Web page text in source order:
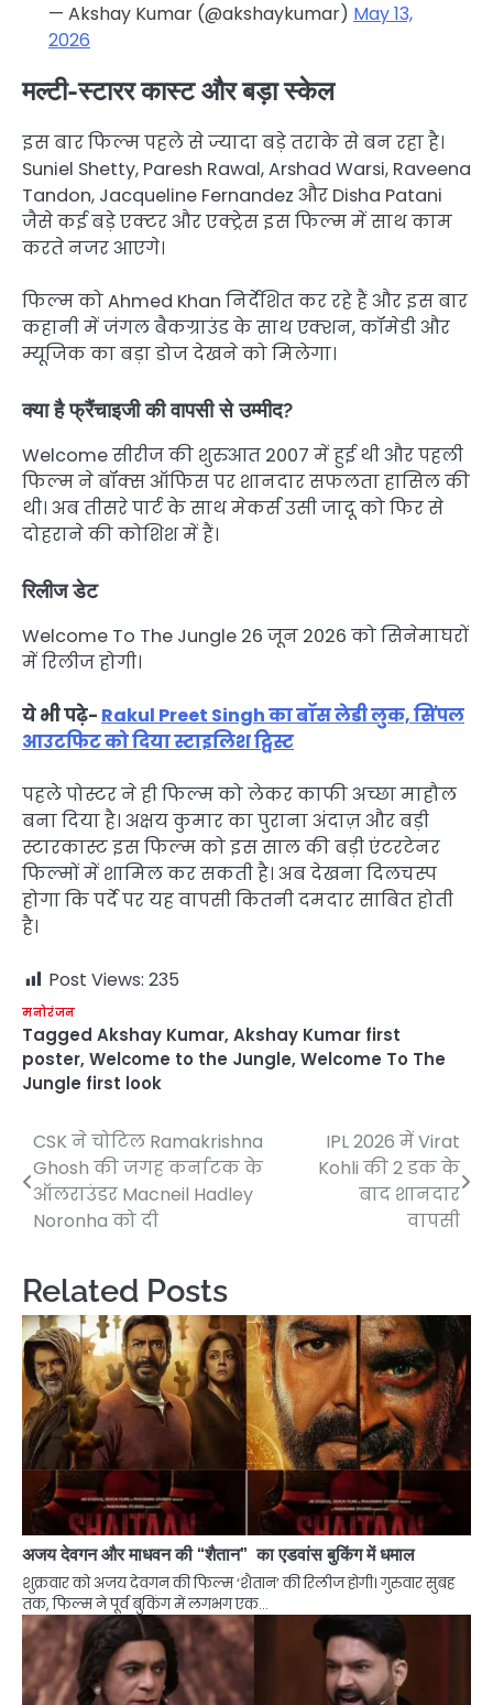
— Akshay Kumar (@akshaykumar) May 13,
2026
मल्टी-स्टारर कास्ट और बड़ा स्केल
इस बार फिल्म पहले से ज्यादा बड़े तराके से बन रहा है।
Suniel Shetty, Paresh Rawal, Arshad Warsi, Raveena
Tandon, Jacqueline Fernandez और Disha Patani
जैसे कई बड़े एक्टर और एक्ट्रेस इस फिल्म में साथ काम
करते नजर आएगे।
फिल्म को Ahmed Khan निर्देशित कर रहे हैं और इस बार
कहानी में जंगल बैकग्राउंड के साथ एक्शन, कॉमेडी और
म्यूजिक का बड़ा डोज देखने को मिलेगा।
क्या है फ्रैंचाइजी की वापसी से उम्मीद?
Welcome सीरीज की शुरुआत 2007 में हुई थी और पहली
फिल्म ने बॉक्स ऑफिस पर शानदार सफलता हासिल की
थी। अब तीसरे पार्ट के साथ मेकर्स उसी जादू को फिर से
दोहराने की कोशिश में हैं।
रिलीज डेट
Welcome To The Jungle 26 जून 2026 को सिनेमाघरों
में रिलीज होगी।
ये भी पढ़े- Rakul Preet Singh का बॉस लेडी लुक, सिंपल
आउटफिट को दिया स्टाइलिश ट्विस्ट
पहले पोस्टर ने ही फिल्म को लेकर काफी अच्छा माहौल
बना दिया है। अक्षय कुमार का पुराना अंदाज़ और बड़ी
स्टारकास्ट इस फिल्म को इस साल की बड़ी एंटरटेनर
फिल्मों में शामिल कर सकती है। अब देखना दिलचस्प
होगा कि पर्दे पर यह वापसी कितनी दमदार साबित होती
है।
Post Views: 235
मनोरंजन
Tagged Akshay Kumar, Akshay Kumar first
poster, Welcome to the Jungle, Welcome To The
Jungle first look
Post
navigation
CSK ने चोटिल Ramakrishna
Ghosh की जगह कर्नाटक के
ऑलराउंडर Macneil Hadley
Noronha को दी
IPL 2026 में Virat
Kohli की 2 डक के
बाद शानदार
वापसी
Related Posts
अजय देवगन और माधवन की “शैतान” का एडवांस बुकिंग में धमाल
शुक्रवार को अजय देवगन की फिल्म ‘शैतान’ की रिलीज होगी। गुरुवार सुबह
तक, फिल्म ने पूर्व बुकिंग में लगभग एक…